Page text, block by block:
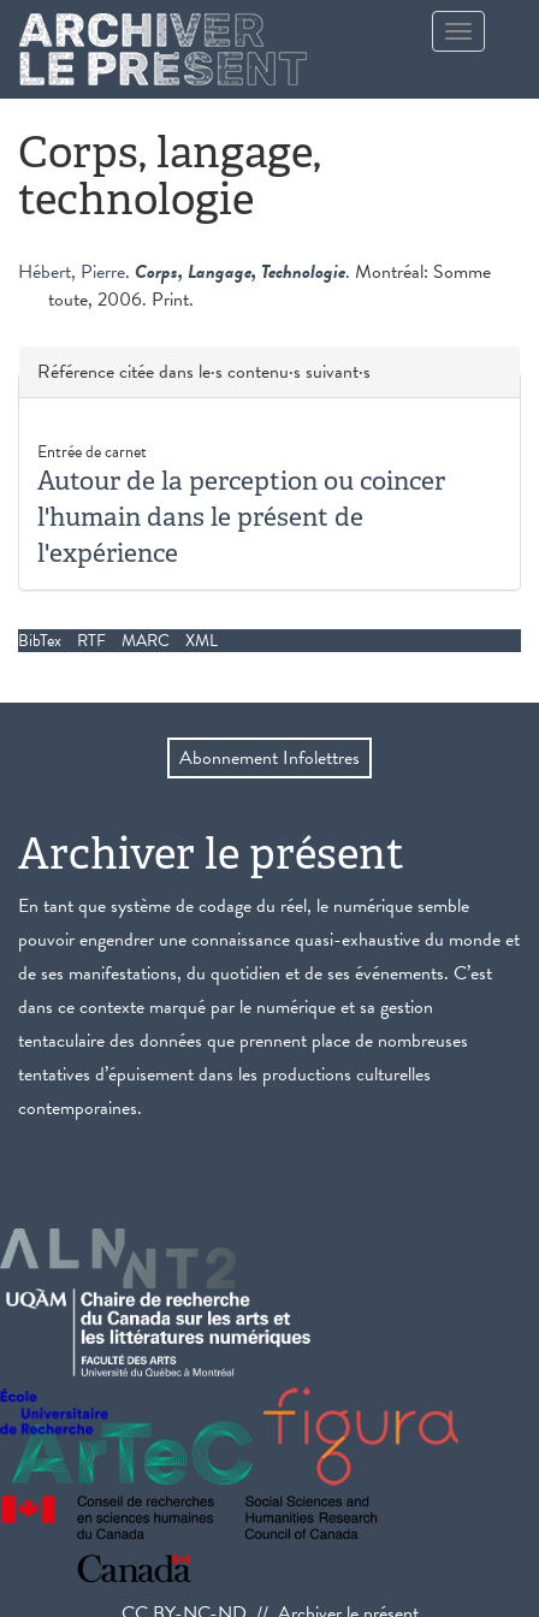
Aller au contenu principal
Toggle
navigation
Corps, langage,
technologie
Hébert, Pierre. Corps, Langage, Technologie. Montréal: Somme
toute, 2006. Print.
Masquer
Référence citée dans le·s contenu·s suivant·s
Entrée de carnet
Autour de la perception ou coincer
l'humain dans le présent de
l'expérience
BibTex RTF MARC XML
Abonnement Infolettres
Archiver le présent
En tant que système de codage du réel, le numérique semble
pouvoir engendrer une connaissance quasi-exhaustive du monde et
de ses manifestations, du quotidien et de ses événements. C’est
dans ce contexte marqué par le numérique et sa gestion
tentaculaire des données que prennent place de nombreuses
tentatives d’épuisement dans les productions culturelles
contemporaines.